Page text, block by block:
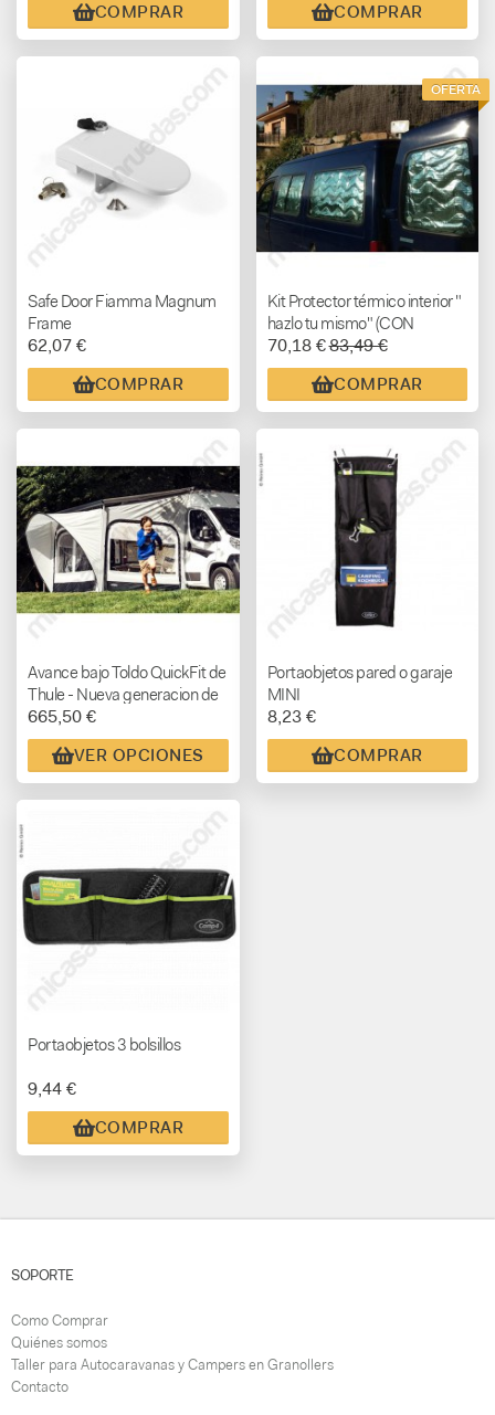
COMPRAR COMPRAR
Safe Door Fiamma Magnum
Frame
62,07 €
COMPRAR
OFERTA
Kit Protector térmico interior "
hazlo tu mismo" (CON
OJALES INCLUIDOS)
70,18 €83,49 €
COMPRAR
Avance bajo Toldo QuickFit de
Thule - Nueva generacion de
avances
665,50 €
VER OPCIONES
Portaobjetos pared o garaje
MINI
8,23 €
COMPRAR
Portaobjetos 3 bolsillos
9,44 €
COMPRAR
SOPORTE
Como Comprar
Quiénes somos
Taller para Autocaravanas y Campers en Granollers
Contacto